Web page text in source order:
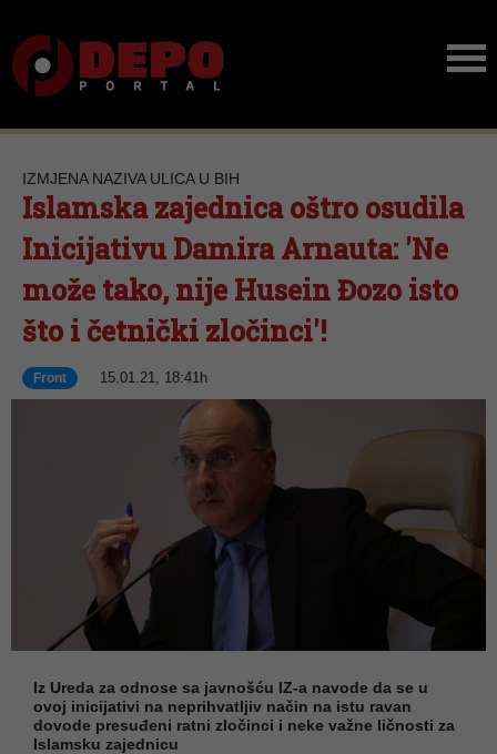
IZMJENA NAZIVA ULICA U BIH
Islamska zajednica oštro osudila
Inicijativu Damira Arnauta: 'Ne
može tako, nije Husein Đozo isto
što i četnički zločinci'!
Front 15.01.21, 18:41h
Iz Ureda za odnose sa javnošću IZ-a navode da se u
ovoj inicijativi na neprihvatljiv način na istu ravan
dovode presuđeni ratni zločinci i neke važne ličnosti za
Islamsku zajednicu